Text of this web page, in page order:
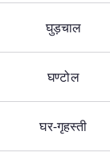
घुड़चाल
घण्टोल
घर-गृहस्ती